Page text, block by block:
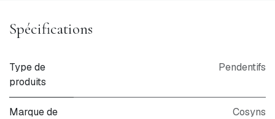
Spécifications
Type de
produits
Pendentifs
Marque de
Cosyns